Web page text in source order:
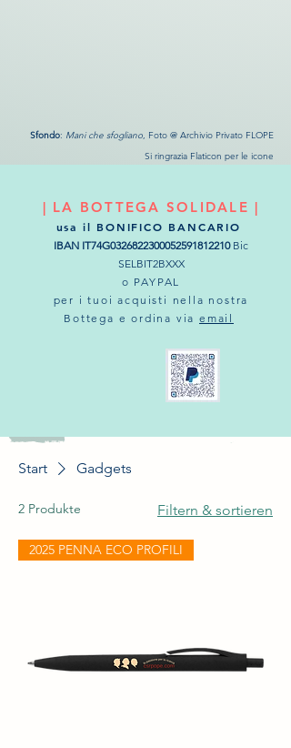
Sfondo: Mani che sfogliano, Foto @ Archivio Privato FLOPE
Si ringrazia Flaticon per le icone
| LA BOTTEGA SOLIDALE |
usa il BONIFICO BANCARIO
IBAN IT74G0326822300052591812210Bic
SELBIT2BXXX
o PAYPAL
per i tuoi acquisti nella nostra
Bottega e ordina via email
Start Gadgets
2 Produkte Filtern & sortieren
2025 PENNA ECO PROFILI